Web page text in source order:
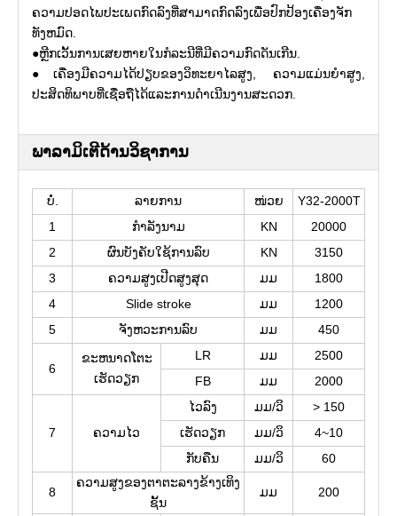
ຄວາມປອດໄພປະເພດກົດລົງທີ່ສາມາດກົດລົງເພື່ອປົກປ້ອງເຄື່ອງຈັກ
ທັງຫມົດ.
●ຫຼີກເວັ້ນການເສຍຫາຍໃນກໍລະນີທີ່ມີຄວາມກົດດັນເກີນ.
●ເຄື່ອງມີຄວາມໄດ້ປຽບຂອງວິທະຍາໄລສູງ, ຄວາມແມ່ນຍໍາສູງ,
ປະສິດທິພາບທີ່ເຊື່ອຖືໄດ້ແລະການດໍາເນີນງານສະດວກ.
ພາລາມິເຕີດ້ານວິຊາການ
ບໍ່. ລາຍການ ໜ່ວຍ
Y32-2000T
1
ກໍາລັງນາມ KN
20000
2
ຜົນບັງຄັບໃຊ້ການລົບ KN
3150
3
ຄວາມສູງເປີດສູງສຸດ ມມ
1800
4
Slide stroke ມມ
1200
5
ຈັງຫວະການລົບ ມມ 450
6
ຂະຫນາດໂຕະ
ເຮັດວຽກ
LR ມມ
2500
FB
ມມ 2000
7 ຄວາມໄວ
ໄວລົງ ມມ/ວິ
> 150
ເຮັດວຽກ
ມມ/ວິ
4~10
ກັບຄືນ
ມມ/ວິ 60
8
ຄວາມສູງຂອງຕາຕະລາງຂ້າງເທິງ
ຊັ້ນ
ມມ 200